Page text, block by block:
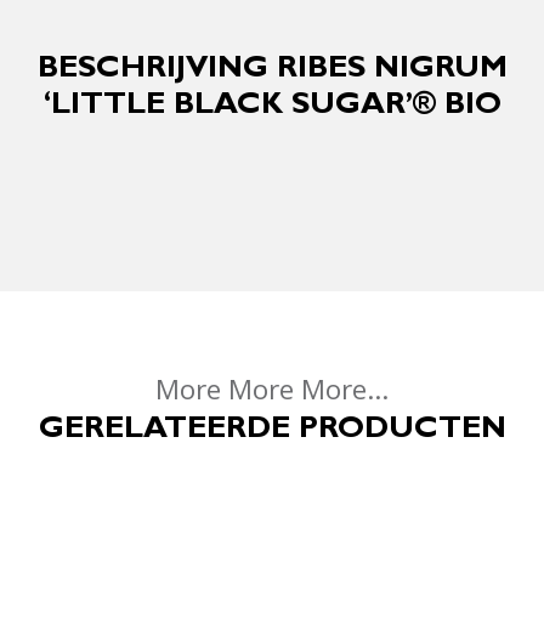
BESCHRIJVING RIBES NIGRUM
‘LITTLE BLACK SUGAR’® BIO
More More More...
GERELATEERDE PRODUCTEN